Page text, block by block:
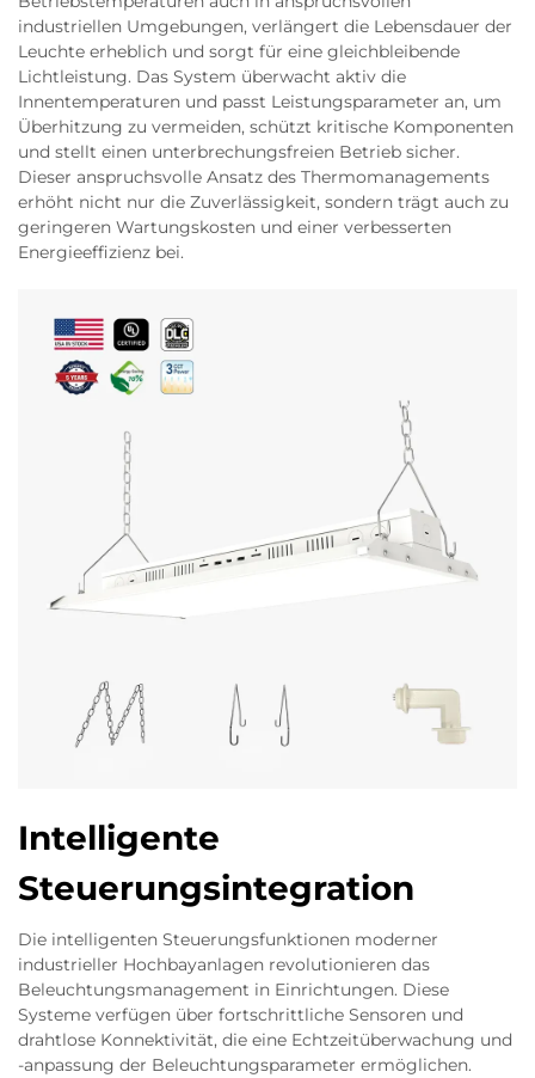
industriellen Umgebungen, verlängert die Lebensdauer der
Leuchte erheblich und sorgt für eine gleichbleibende
Lichtleistung. Das System überwacht aktiv die
Innentemperaturen und passt Leistungsparameter an, um
Überhitzung zu vermeiden, schützt kritische Komponenten
und stellt einen unterbrechungsfreien Betrieb sicher.
Dieser anspruchsvolle Ansatz des Thermomanagements
erhöht nicht nur die Zuverlässigkeit, sondern trägt auch zu
geringeren Wartungskosten und einer verbesserten
Energieeffizienz bei.
Intelligente
Steuerungsintegration
Die intelligenten Steuerungsfunktionen moderner
industrieller Hochbayanlagen revolutionieren das
Beleuchtungsmanagement in Einrichtungen. Diese
Systeme verfügen über fortschrittliche Sensoren und
drahtlose Konnektivität, die eine Echtzeitüberwachung und
-anpassung der Beleuchtungsparameter ermöglichen.